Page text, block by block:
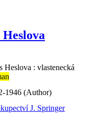
: vlastenecká
1946 (Author)
J. Springer